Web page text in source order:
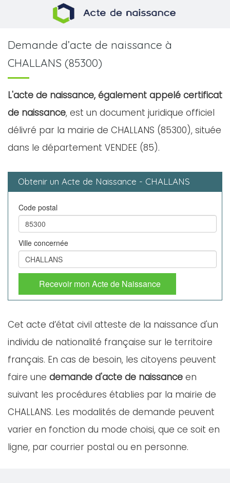
Demande d’acte de naissance à
CHALLANS (85300)
L'acte de naissance, également appelé certificat
de naissance, est un document juridique officiel
délivré par la mairie de CHALLANS (85300), située
dans le département VENDEE (85).
Obtenir un Acte de Naissance - CHALLANS
Code postal
Ville concernée
Recevoir mon Acte de Naissance
Cet acte d’état civil atteste de la naissance d'un
individu de nationalité française sur le territoire
français. En cas de besoin, les citoyens peuvent
faire une demande d'acte de naissance en
suivant les procédures établies par la mairie de
CHALLANS. Les modalités de demande peuvent
varier en fonction du mode choisi, que ce soit en
ligne, par courrier postal ou en personne.